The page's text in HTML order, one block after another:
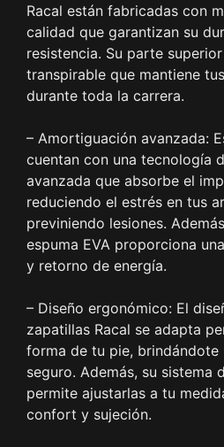
Racal están fabricadas con
calidad que garantizan su
resistencia. Su parte
transpirable que mantiene
durante toda la carrera.
– Amortiguación avanzada:
cuentan con una tecnología
avanzada que absorbe el
reduciendo el estrés en tus
previniendo lesiones.
espuma EVA proporciona
y retorno de energía.
– Diseño ergonómico: El
zapatillas Racal se adapta
forma de tu pie,
seguro. Además, su sistema
permite ajustarlas a tu
confort y sujeción.